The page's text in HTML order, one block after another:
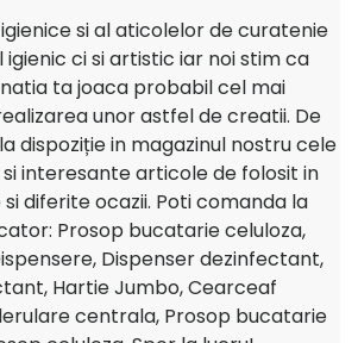
si al aticolelor de curatenie
igienic ci si artistic iar noi stim ca
ta joaca probabil cel mai
unor astfel de creatii. De
dispoziție in magazinul nostru cele
interesante articole de folosit in
diferite ocazii. Poti comanda la
Prosop bucatarie celuloza,
Dispenser dezinfectant,
Hartie Jumbo, Cearceaf
centrala, Prosop bucatarie